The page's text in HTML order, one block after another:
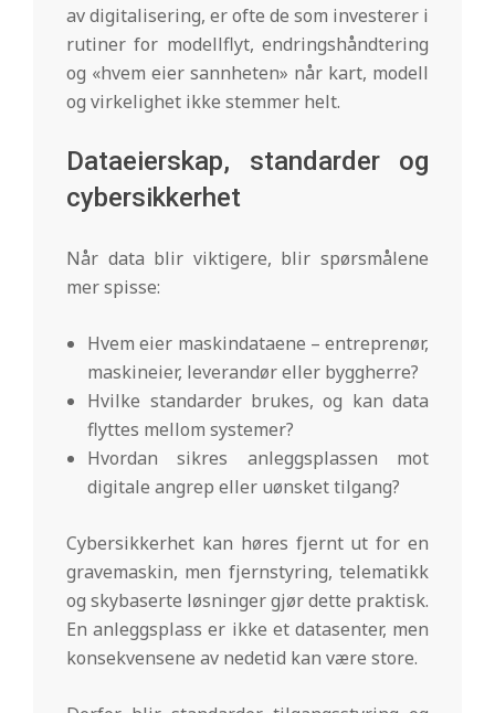
av digitalisering, er ofte de som investerer i
rutiner for modellflyt, endringshåndtering
og «hvem eier sannheten» når kart, modell
og virkelighet ikke stemmer helt.
Dataeierskap, standarder og
cybersikkerhet
Når data blir viktigere, blir spørsmålene
mer spisse:
Hvem eier maskindataene – entreprenør,
maskineier, leverandør eller byggherre?
Hvilke standarder brukes, og kan data
flyttes mellom systemer?
Hvordan sikres anleggsplassen mot
digitale angrep eller uønsket tilgang?
Cybersikkerhet kan høres fjernt ut for en
gravemaskin, men fjernstyring, telematikk
og skybaserte løsninger gjør dette praktisk.
En anleggsplass er ikke et datasenter, men
konsekvensene av nedetid kan være store.